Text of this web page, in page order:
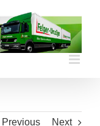
Previous Next